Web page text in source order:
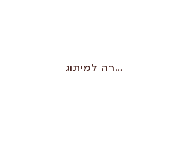
חזרה למיתוג